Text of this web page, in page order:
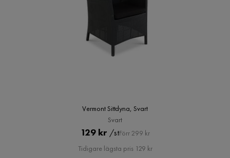
Vermont Sittdyna, Svart
Svart
Pris
129 kr /stOriginal
Pris
Förr 299 kr
Tidigare lägsta pris 129 kr